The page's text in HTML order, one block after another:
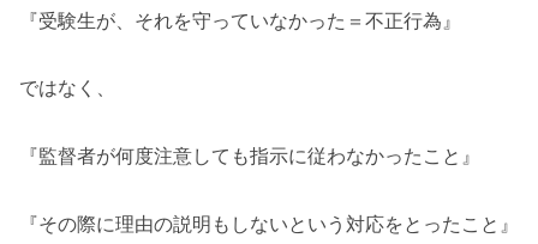
『受験生が、それを守っていなかった＝不正行為』
ではなく、
『監督者が何度注意しても指示に従わなかったこと』
『その際に理由の説明もしないという対応をとったこと』